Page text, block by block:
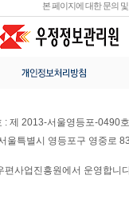
본 페이지에 대한 문의
: 제 2013-서울영등포-0490호
울특별시 영등포구 영중로
편사업진흥원에서 운영합니